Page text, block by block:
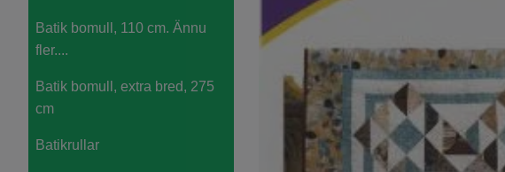
Batik bomull, 110 cm. Ännu
fler....
Batik bomull, extra bred, 275
cm
Batikrullar